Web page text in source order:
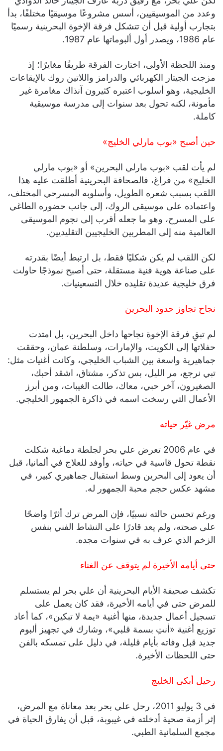
وعدد من الموسيقيين، أسس مشروعًا موسيقيًا مختلفًا، بدأ
بتجارب أولية قبل أن تتشكل فرقة الإخوة البحرينية رسميًا
عام 1986، ويصدر أول ألبوماتها عام 1987.
ومنذ اللحظة الأولى، اختارت الفرقة طريقًا مغايرًا؛ إذ
مزجت الجيتار الكهربائي والدرامز واللاتين روك بالإيقاعات
الخليجية، وهو أسلوب اعتبره كثيرون آنذاك مغامرة غير
مأمونة، لكنه تحول بعد سنوات إلى مدرسة موسيقية
كاملة.
حين أصبح «بوب مارلي الخليج»
لم يأت لقب «بوب مارلي البحرين» أو «بوب مارلي
الخليج» من فراغ، فالصحافة البحرينية أطلقت عليه هذا
اللقب بسبب شعره الطويل، وأسلوبه المسرحي المختلف،
واعتماده على موسيقى الروك، إلى جانب حضوره الطاغي
على المسرح، وهو ما جعله أقرب إلى نجوم الموسيقى
العالمية منه إلى المطربين الخليجيين التقليديين.
لكن اللقب لم يكن شكليًا فقط، بل ارتبط أيضًا بقدرته
على صناعة هوية فنية مستقلة، حتى أصبح نموذجًا حاولت
فرق خليجية عديدة تقليده خلال التسعينيات.
نجاح تجاوز حدود البحرين
لم تبقِ فرقة الإخوة نجاحها داخل البحرين، بل امتدت
حفلاتها إلى الكويت، والإمارات، وسلطنة عمان، وحققت
جماهيرية واسعة بين الشباب الخليجي، وكانت أغنيات مثل:
تبي نرجع، مر الليل، بس تذكر، مشتاق، اشقد أحبك،
الصغيرون، آخر حبي، معاك، طالت الغيبات، ومن أبرز
الأعمال التي رسخت اسمه في ذاكرة الجمهور الخليجي.
مرض غيّر حياته
في عام 2006 تعرض علي بحر لجلطة دماغية شكلت
نقطة تحول قاسية في حياته، وأوفد للعلاج في ألمانيا، قبل
أن يعود إلى البحرين وسط استقبال جماهيري كبير، في
مشهد عكس حجم محبة الجمهور له.
ورغم تحسن حالته نسبيًا، فإن المرض ترك أثرًا واضحًا
على صحته، ولم يعد قادرًا على النشاط الفني بنفس
الزخم الذي عرف به في سنوات مجده.
حتى أيامه الأخيرة لم يتوقف عن الغناء
تكشف صحيفة الأيام البحرينية أن علي بحر لم يستسلم
للمرض حتى في أيامه الأخيرة، فقد كان يعمل على
تسجيل أعمال جديدة، منها أغنية «يمة لا تبكين»، كما أعاد
توزيع أغنية «أنتِ بسمة قلبي»، وشارك في تجهيز ألبوم
جديد قبل وفاته بأيام قليلة، في دليل على تمسكه بالفن
حتى اللحظات الأخيرة.
رحيل أبكى الخليج
في 3 يوليو 2011، رحل علي بحر بعد معاناة مع المرض،
إثر أزمة صحية أدخلته في غيبوبة، قبل أن يفارق الحياة في
مجمع السلمانية الطبي.